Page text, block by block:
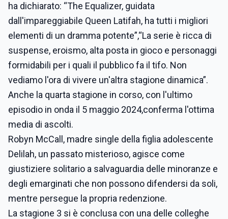
ha dichiarato: “The Equalizer, guidata
dall'impareggiabile Queen Latifah, ha tutti i migliori
elementi di un dramma potente”,“La serie è ricca di
suspense, eroismo, alta posta in gioco e personaggi
formidabili per i quali il pubblico fa il tifo. Non
vediamo l'ora di vivere un'altra stagione dinamica”.
Anche la quarta stagione in corso, con l'ultimo
episodio in onda il 5 maggio 2024,conferma l'ottima
media di ascolti.
Robyn McCall, madre single della figlia adolescente
Delilah, un passato misterioso, agisce come
giustiziere solitario a salvaguardia delle minoranze e
degli emarginati che non possono difendersi da soli,
mentre persegue la propria redenzione.
La stagione 3 si è conclusa con una delle colleghe